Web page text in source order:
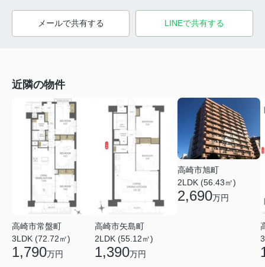
メールで共有する LINEで共有する
近隣の物件
高崎市常盤町
3LDK (72.72㎡)
1,790万円
高崎市矢島町
2LDK (55.12㎡)
1,390万円
高崎市旭町
2LDK (56.43㎡)
2,690万円